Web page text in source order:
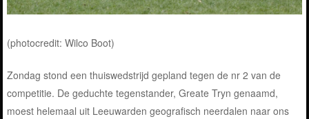
(photocredit: Wilco Boot)
Zondag stond een thuiswedstrijd gepland tegen de nr 2 van de
competitie. De geduchte tegenstander, Greate Tryn genaamd,
moest helemaal uit Leeuwarden geografisch neerdalen naar ons